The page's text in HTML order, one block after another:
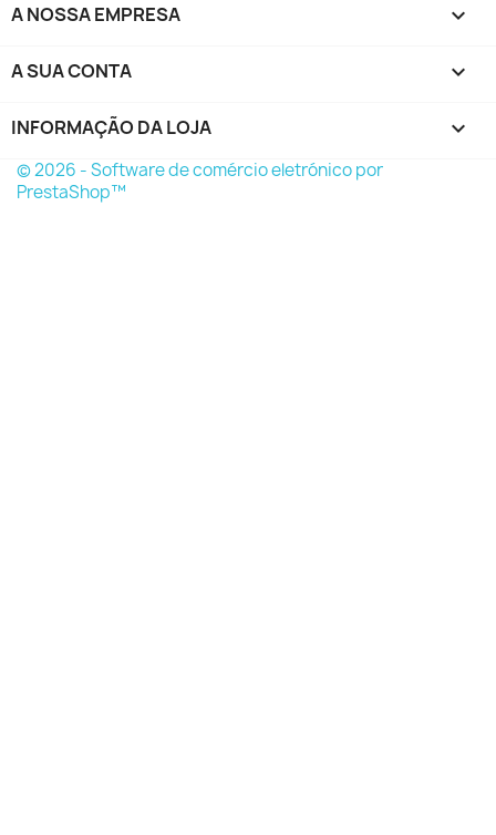
A NOSSA EMPRESA 
A SUA CONTA 
INFORMAÇÃO DA LOJA keyboard_arrow_down
© 2026 - Software de comércio eletrónico por
PrestaShop™